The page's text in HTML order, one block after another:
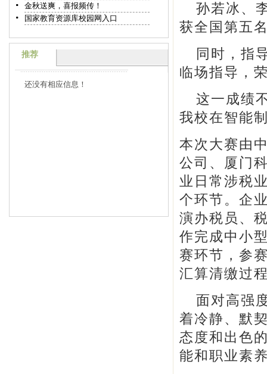
金秋送爽，喜报频传！
国家教育资源库校园网入口
推荐
还没有相应信息！
孙若冰、
获全国第五
同时，指
临场指导，
这一成绩
我校在智能
本次大赛由
公司、厦门
业日常涉税
个环节。企
演办税员、
作完成中小
赛环节，参
汇算清缴过
面对高强
着冷静、默
态度和出色
能和职业素